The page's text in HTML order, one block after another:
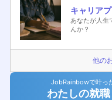
キャリア
あなたが人生
んか？
他の
JobRainbowで叶っ
わたしの就